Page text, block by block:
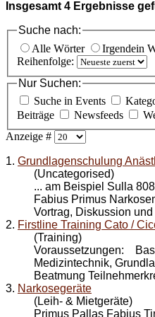
Insgesamt 4 Ergebnisse
Suche nach:
Alle Wörter
Irgendein
Reihenfolge:
Nur Suchen:
Suche in Events
Beiträge
Newsfeeds
Anzeige #
1. Grundlagenschulung
(Uncategorised)
... am Beispiel Sulla
Fabius Primus
Vortrag, Diskussion
2. Firstline Training Cato /
(Training)
Voraussetzungen:
Medizintechnik,
Beatmung
3. Narkosegeräte
(Leih- & Mietgeräte)
Primus Pallas Fabius